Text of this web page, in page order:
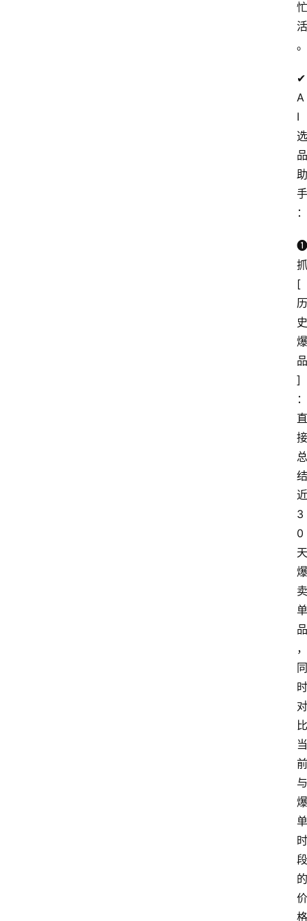
忙
活
。
✔
A
I
选
品
助
手
：
❶
抓
[
历
史
爆
品
]
：
直
接
总
结
近
3
0
天
爆
卖
单
品
，
同
时
对
比
当
前
与
爆
单
时
段
的
价
格